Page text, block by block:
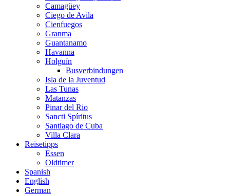
Camagüey
Ciego de Avila
Cienfuegos
Granma
Guantanamo
Havanna
Holguín
Busverbindungen
Isla de la Juventud
Las Tunas
Matanzas
Pinar del Rio
Sancti Spíritus
Santiago de Cuba
Villa Clara
Reisetipps
Essen
Oldtimer
Spanish
English
German